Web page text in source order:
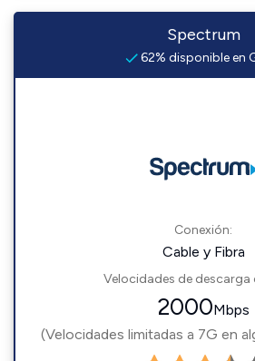
Spectrum
62% disponible en
Conexión:
Cable y Fibra
Velocidades de descarga
2000Mbps
(Velocidades limitadas a 7G en